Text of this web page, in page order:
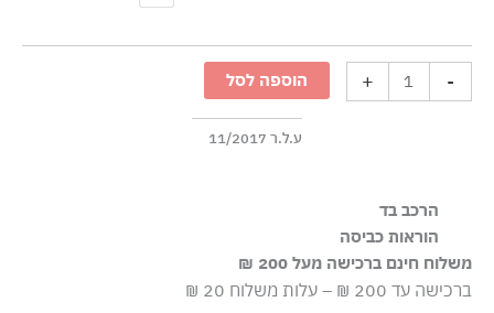
-
עם
לוגו
+ הוספה לסל
ע.ל.ר 11/2017
הרכב בד
100% אקריליק, ניגוד: 87% אקריליק 13% סיבים מטאליים
הוראות כביסה
אסור בשטיפה
משלוח חינם ברכישה מעל 200 ₪
ברכישה עד 200 ₪ – עלות משלוח 20 ₪